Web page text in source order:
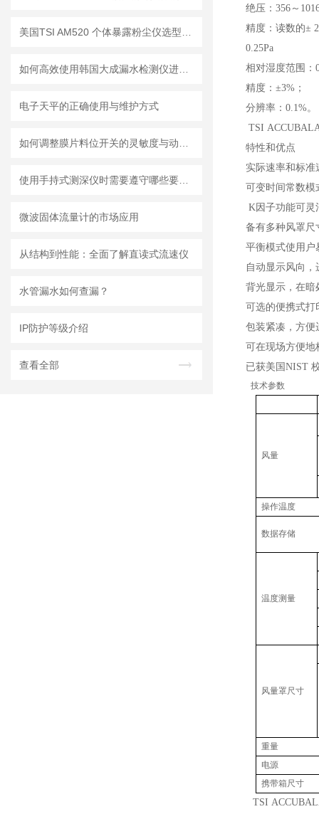
电子天平的正确使用与维护方式
微波固体流量计的市场应用
从结构到性能：全面了解直读式流速仪
水管漏水如何查漏？
IP防护等级介绍
查看全部
绝压： 356～
精度：读数的±
0.25Pa
相对湿度范围：
精度：±3%；
分辨率： 0.1%。
TSI
特性和优点
实际速率和标准
可变时间常数
K因子功能可灵
备有多种风罩
平衡模式使用户
自动显示风向，
背光显示，在
可选的便携式
包装紧凑，方
可在现场方便
已获美国 NIST
技术参数
风量
操作温度
数据存储
温度测量
风量罩尺寸
重量
电源
携带箱尺寸
TSI